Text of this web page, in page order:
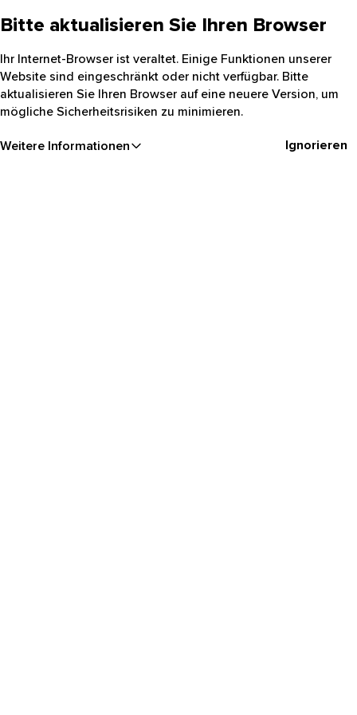
Bitte aktualisieren Sie Ihren Browser
Ihr Internet-Browser ist veraltet. Einige Funktionen unserer
Website sind eingeschränkt oder nicht verfügbar. Bitte
aktualisieren Sie Ihren Browser auf eine neuere Version, um
mögliche Sicherheitsrisiken zu minimieren.
Weitere Informationen Ignorieren